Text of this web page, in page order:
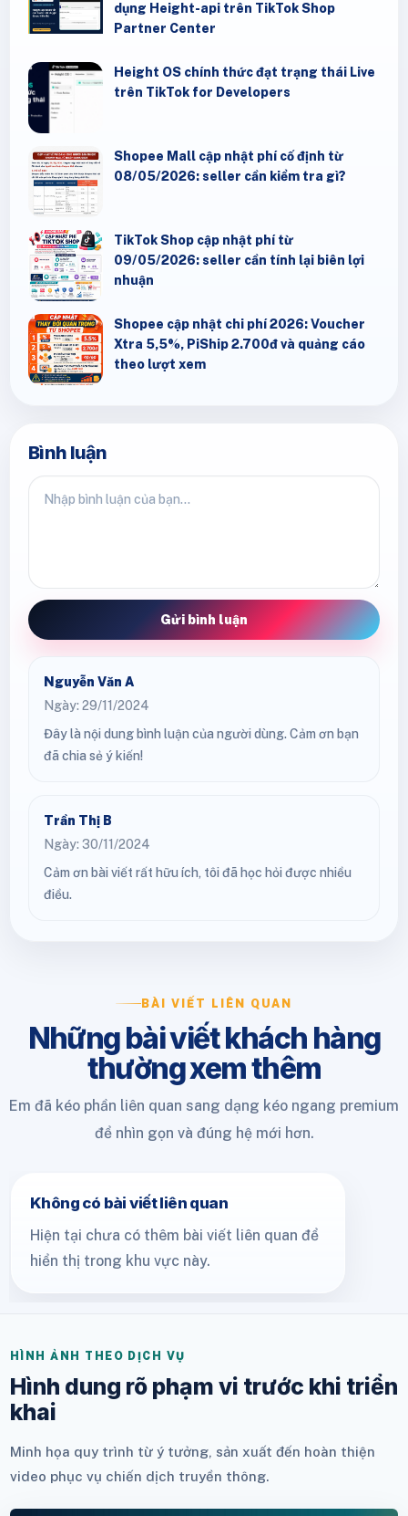
dụng Height-api trên TikTok Shop
Partner Center
Height OS chính thức đạt trạng thái Live
trên TikTok for Developers
Shopee Mall cập nhật phí cố định từ
08/05/2026: seller cần kiểm tra gì?
TikTok Shop cập nhật phí từ
09/05/2026: seller cần tính lại biên lợi
nhuận
Shopee cập nhật chi phí 2026: Voucher
Xtra 5,5%, PiShip 2.700đ và quảng cáo
theo lượt xem
Bình luận
Gửi bình luận
Nguyễn Văn A
Ngày: 29/11/2024
Đây là nội dung bình luận của người dùng. Cảm ơn bạn
đã chia sẻ ý kiến!
Trần Thị B
Ngày: 30/11/2024
Cảm ơn bài viết rất hữu ích, tôi đã học hỏi được nhiều
điều.
BÀI VIẾT LIÊN QUAN
Những bài viết khách hàng
thường xem thêm
Em đã kéo phần liên quan sang dạng kéo ngang premium
để nhìn gọn và đúng hệ mới hơn.
Không có bài viết liên quan
Hiện tại chưa có thêm bài viết liên quan để
hiển thị trong khu vực này.
HÌNH ẢNH THEO DỊCH VỤ
Hình dung rõ phạm vi trước khi triển
khai
Minh họa quy trình từ ý tưởng, sản xuất đến hoàn thiện
video phục vụ chiến dịch truyền thông.